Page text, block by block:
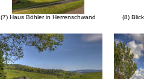
(7) Haus Böhler in Herrenschwand (8)